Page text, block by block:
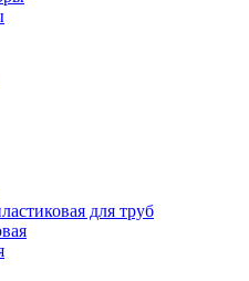
для труб